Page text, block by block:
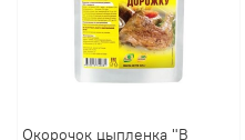
Окорочок цыпленка "В